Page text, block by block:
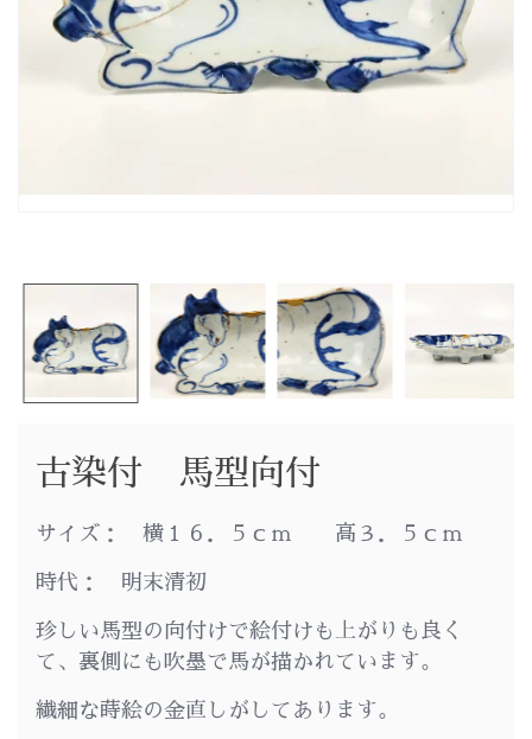
古染付 馬型向付
サイズ： 横１６．５ｃｍ 高３．５ｃｍ
時代： 明末清初
珍しい馬型の向付けで絵付けも上がりも良く
て、裏側にも吹墨で馬が描かれています。
繊細な蒔絵の金直しがしてあります。